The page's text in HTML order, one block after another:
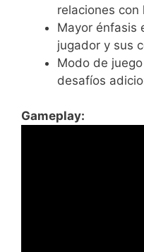
relaciones con
Mayor énfasis
jugador y sus
Modo de
desafíos
Gameplay: